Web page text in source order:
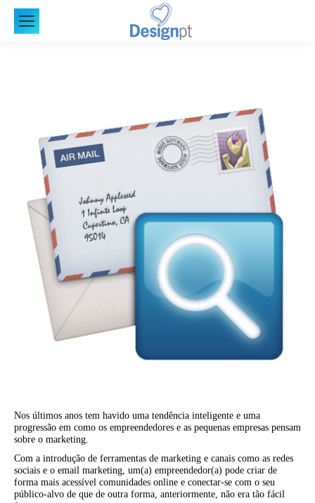
Nos últimos anos tem havido uma tendência inteligente e uma
progressão em como os empreendedores e as pequenas empresas pensam
sobre o marketing.
Com a introdução de ferramentas de marketing e canais como as redes
sociais e o email marketing, um(a) empreendedor(a) pode criar de
forma mais acessível comunidades online e conectar-se com o seu
público-alvo de que de outra forma, anteriormente, não era tão fácil